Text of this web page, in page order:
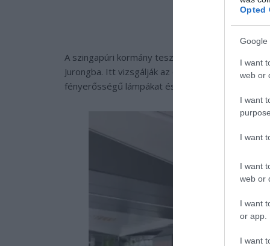
Opted
Google
I want
web or
I want
I want
I want
web or
I want
or app.
I want
A szingapúri kormány tesztelési területté
Jurongba. Itt vizsgálják az okoseszközök,
fényerősségű lámpákat és olyan kukákat is,